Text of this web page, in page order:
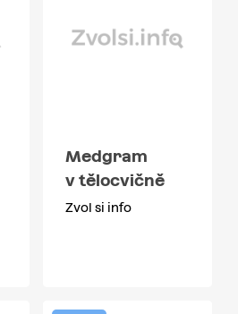
Medgram
v tělocvičně
Zvol si info